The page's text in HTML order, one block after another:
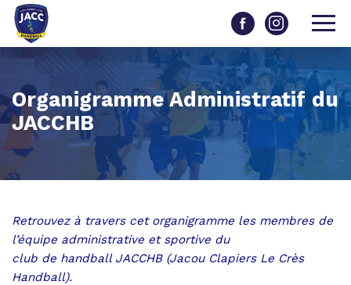
Organigramme Administratif du
JACCHB
Retrouvez à travers cet organigramme les membres de
l’équipe administrative et sportive du
club de handball JACCHB(Jacou Clapiers Le Crès
Handball).